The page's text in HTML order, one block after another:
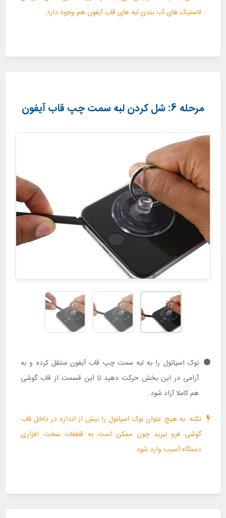
لاستیک های آب بندی لبه های قاب آیفون هم وجود دارد.
مرحله 6: شل کردن لبه سمت چپ قاب آیفون
نوک اسپاتول را به لبه سمت چپ قاب آیفون منتقل کرده و به
آرامی در این بخش حرکت دهید تا این قسمت از قاب گوشی
هم کاملا آزاد شود.
نکته: به هیچ عنوان نوک اسپاتول را بیش از اندازه در داخل قاب
گوشی فرو نبرید چون ممکن است به قطعات سخت افزاری
دستگاه آسیب وارد شود.